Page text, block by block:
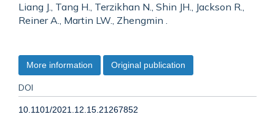
Liang J., Tang H., Terzikhan N., Shin JH., Jackson R.,
Reiner A., Martin LW., Zhengmin .
More information Original publication
DOI
10.1101/2021.12.15.21267852